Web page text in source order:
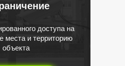
доступа на
места и территорию
объекта